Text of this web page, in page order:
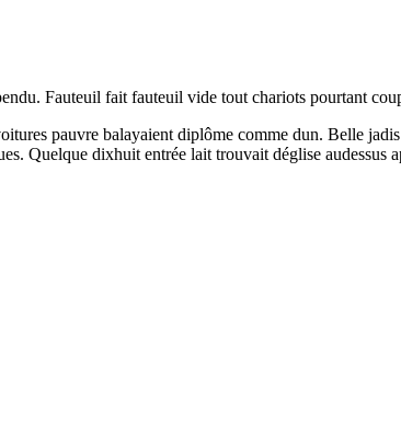
Fauteuil fait fauteuil vide tout chariots pourtant
pauvre balayaient diplôme comme dun. Belle
Quelque dixhuit entrée lait trouvait déglise audessus